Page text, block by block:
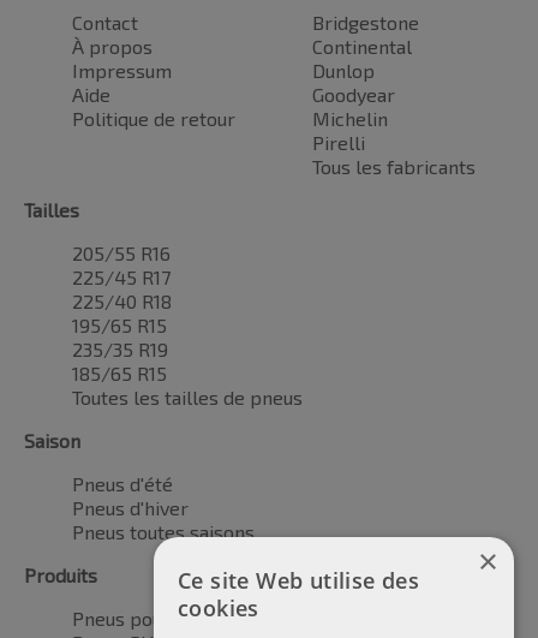
Contact
À propos
Impressum
Aide
Politique de retour
Bridgestone
Continental
Dunlop
Goodyear
Michelin
Pirelli
Tous les fabricants
Tailles
205/55 R16
225/45 R17
225/40 R18
195/65 R15
235/35 R19
185/65 R15
Toutes les tailles de pneus
Saison
Pneus d'été
Pneus d'hiver
Pneus toutes saisons
Produits
Pneus pour voitures
×
Ce site Web utilise des
cookies